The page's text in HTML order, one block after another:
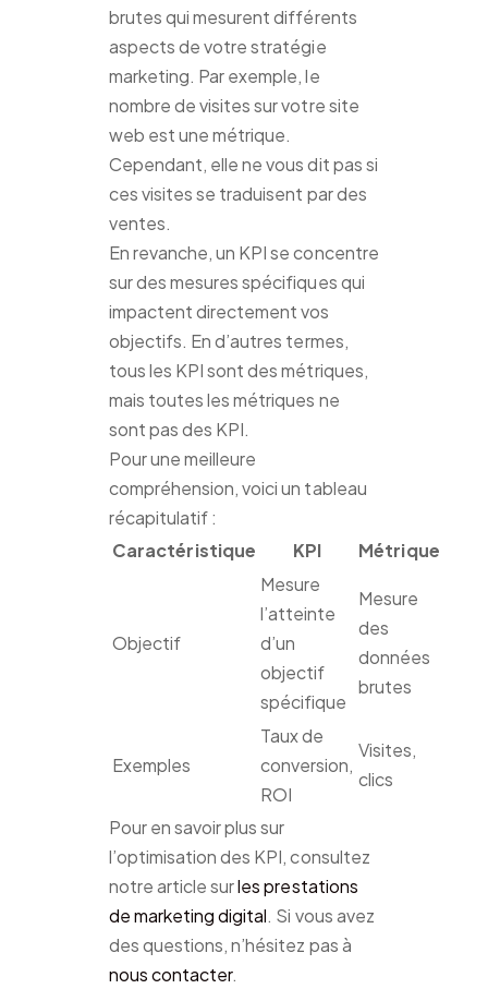
brutes qui mesurent différents
aspects de votre stratégie
marketing. Par exemple, le
nombre de visites sur votre site
web est une métrique.
Cependant, elle ne vous dit pas si
ces visites se traduisent par des
ventes.
En revanche, un KPI se concentre
sur des mesures spécifiques qui
impactent directement vos
objectifs. En d’autres termes,
tous les KPI sont des métriques,
mais toutes les métriques ne
sont pas des KPI.
Pour une meilleure
compréhension, voici un tableau
récapitulatif :
Caractéristique
KPI Métrique
Objectif
Mesure
l’atteinte
d’un
objectif
spécifique
Mesure
des
données
brutes
Exemples
Taux de
conversion,
ROI
Visites,
clics
Pour en savoir plus sur
l’optimisation des KPI, consultez
notre article surles prestations
de marketing digital. Si vous avez
des questions, n’hésitez pas à
nous contacter.